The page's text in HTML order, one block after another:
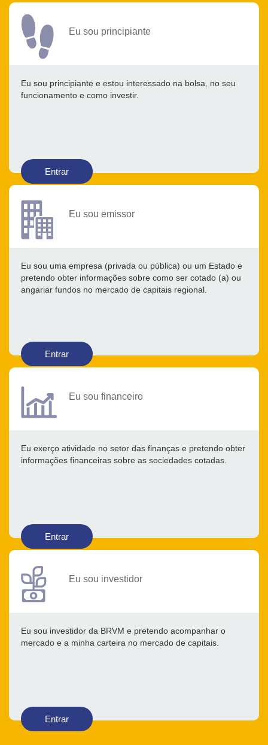
Eu sou principiante
Eu sou principiante e estou interessado na bolsa, no seu
funcionamento e como investir.
Entrar
Eu sou emissor
Eu sou uma empresa (privada ou pública) ou um Estado e
pretendo obter informações sobre como ser cotado (a) ou
angariar fundos no mercado de capitais regional.
Entrar
Eu sou financeiro
Eu exerço atividade no setor das finanças e pretendo obter
informações financeiras sobre as sociedades cotadas.
Entrar
Eu sou investidor
Eu sou investidor da BRVM e pretendo acompanhar o
mercado e a minha carteira no mercado de capitais.
Entrar